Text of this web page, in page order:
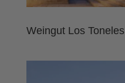
Weingut Los Toneles